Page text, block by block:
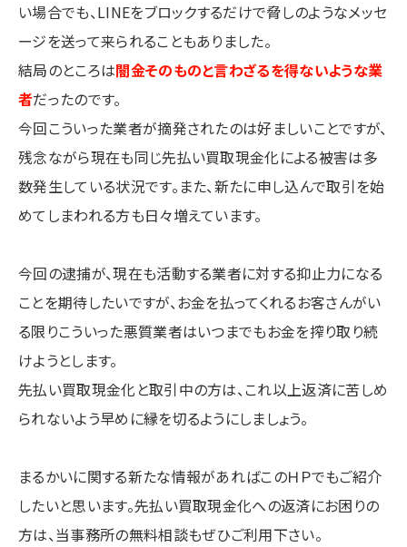
い場合でも、LINEをブロックするだけで脅しのようなメッセ
ージを送って来られることもありました。
結局のところは闇金そのものと言わざるを得ないような業
者だったのです。
今回こういった業者が摘発されたのは好ましいことですが、
残念ながら現在も同じ先払い買取現金化による被害は多
数発生している状況です。また、新たに申し込んで取引を始
めてしまわれる方も日々増えています。
今回の逮捕が、現在も活動する業者に対する抑止力になる
ことを期待したいですが、お金を払ってくれるお客さんがい
る限りこういった悪質業者はいつまでもお金を搾り取り続
けようとします。
先払い買取現金化と取引中の方は、これ以上返済に苦しめ
られないよう早めに縁を切るようにしましょう。
まるかいに関する新たな情報があればこのＨＰでもご紹介
したいと思います。先払い買取現金化への返済にお困りの
方は、当事務所の無料相談もぜひご利用下さい。